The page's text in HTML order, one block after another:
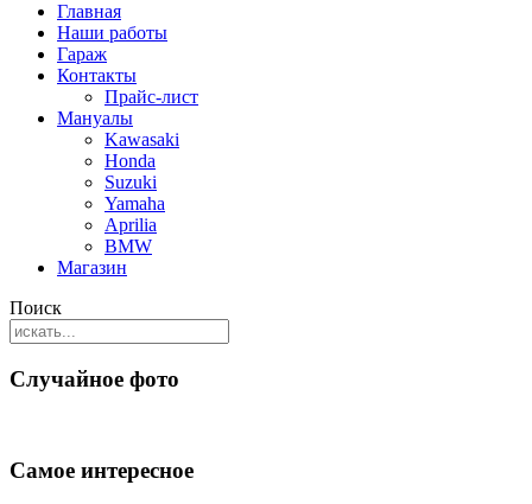
Главная
Наши работы
Гараж
Контакты
Прайс-лист
Мануалы
Kawasaki
Honda
Suzuki
Yamaha
Aprilia
BMW
Магазин
Поиск
Случайное фото
Самое интересное